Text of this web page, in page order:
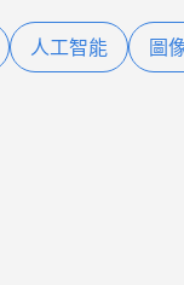
人工智能 圖